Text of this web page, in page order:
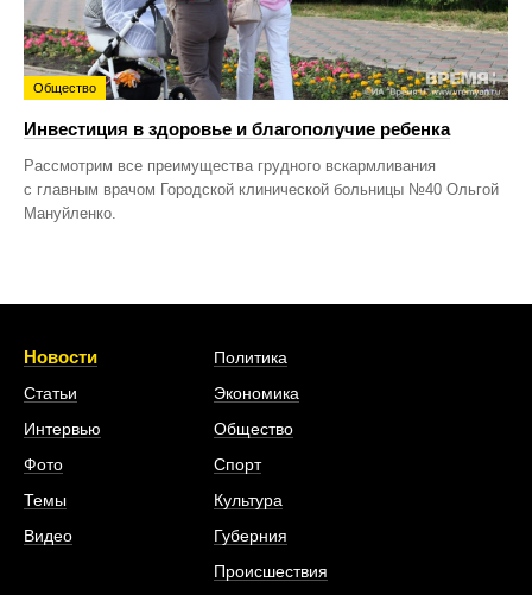
Общество
Инвестиция в здоровье и благополучие ребенка
Рассмотрим все преимущества грудного вскармливания
с главным врачом Городской клинической больницы №40 Ольгой
Мануйленко.
Новости
Статьи
Интервью
Фото
Темы
Видео
Политика
Экономика
Общество
Спорт
Культура
Губерния
Происшествия